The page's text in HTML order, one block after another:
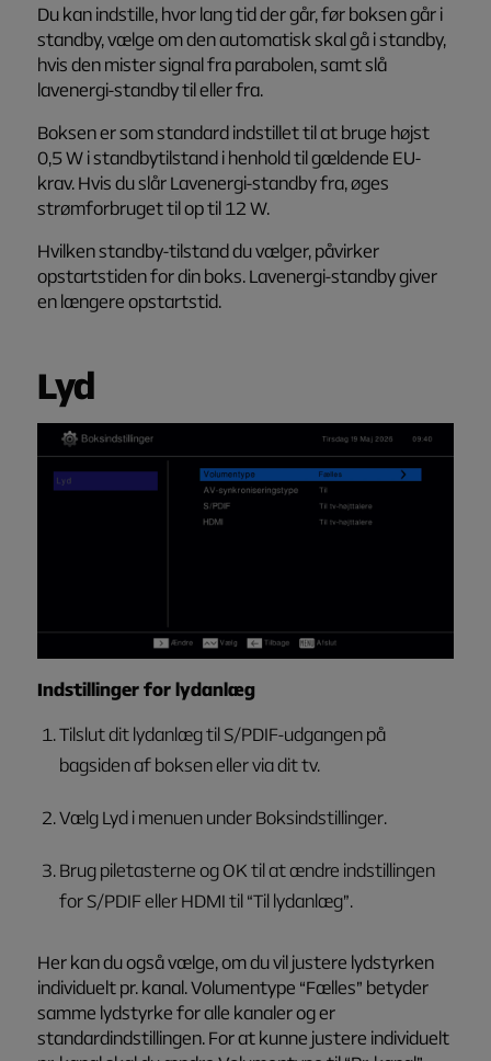
Du kan indstille, hvor lang tid der går, før boksen går i
standby, vælge om den automatisk skal gå i standby,
hvis den mister signal fra parabolen, samt slå
lavenergi-standby til eller fra.
Boksen er som standard indstillet til at bruge højst
0,5 W i standbytilstand i henhold til gældende EU-
krav. Hvis du slårLavenergi-standbyfra, øges
strømforbruget til op til 12 W.
Hvilken standby-tilstand du vælger, påvirker
opstartstiden for din boks. Lavenergi-standby giver
en længere opstartstid.
Lyd
Indstillinger for lydanlæg
Tilslut dit lydanlæg til S/PDIF-udgangen på
bagsiden af boksen eller via dit tv.
VælgLydi menuen underBoksindstillinger.
Brug piletasterne og OK til at ændre indstillingen
forS/PDIFellerHDMItil“Til lydanlæg”.
Her kan du også vælge, om du vil justere lydstyrken
individuelt pr. kanal. Volumentype “Fælles” betyder
samme lydstyrke for alle kanaler og er
standardindstillingen. For at kunne justere individuelt